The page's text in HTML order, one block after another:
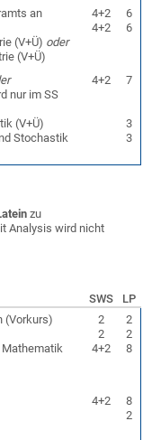
an
(V+Ü) oder
(V+Ü)
4+2
4+2
6
6
nur im SS
(V+Ü)
Stochastik
4+2 7
3
3
zu
Analysis wird nicht
SWS
LP
(Vorkurs)
Mathematik
2
2
4+2
2
2
8
4+2
8
2